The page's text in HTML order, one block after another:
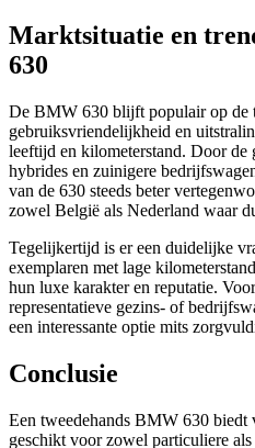
Marktsituatie en
630
De BMW 630 blijft populair op de
gebruiksvriendelijkheid en
leeftijd en kilometerstand. Door de
hybrides en zuinigere
van de 630 steeds beter
zowel België als Nederland waar
Tegelijkertijd is er een duidelijke
exemplaren met lage
hun luxe karakter en reputatie.
representatieve gezins- of
een interessante optie mits
Conclusie
Een tweedehands BMW 630
geschikt voor zowel particuliere